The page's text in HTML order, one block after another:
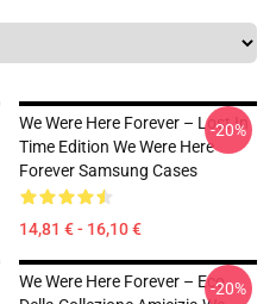
We Were Here Forever – Lost In
Time Edition We Were Here
Forever Samsung Cases
14,81 € - 16,10 €
-20%
We Were Here Forever – Eco-20%